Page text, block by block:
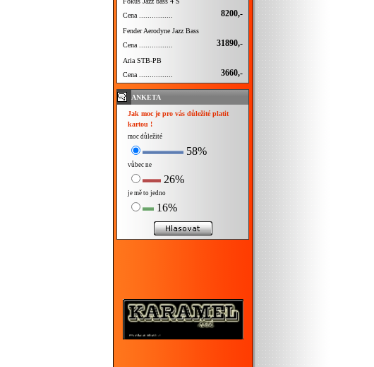
Cena ................
8200,-
Fender Aerodyne Jazz Bass
Cena ................
31890,-
Aria STB-PB
Cena ................
3660,-
ANKETA
Jak moc je pro vás důležité platit
kartou !
moc důležité
58%
vůbec ne
26%
je mě to jedno
16%